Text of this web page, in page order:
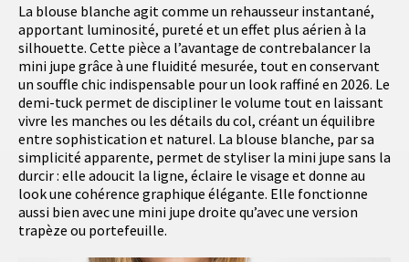
La blouse blanche agit comme un rehausseur instantané,
apportant luminosité, pureté et un effet plus aérien à la
silhouette. Cette pièce a l’avantage de contrebalancer la
mini jupe grâce à une fluidité mesurée, tout en conservant
un souffle chic indispensable pour un look raffiné en 2026. Le
demi-tuck permet de discipliner le volume tout en laissant
vivre les manches ou les détails du col, créant un équilibre
entre sophistication et naturel. La blouse blanche, par sa
simplicité apparente, permet de styliser la mini jupe sans la
durcir : elle adoucit la ligne, éclaire le visage et donne au
look une cohérence graphique élégante. Elle fonctionne
aussi bien avec une mini jupe droite qu’avec une version
trapèze ou portefeuille.